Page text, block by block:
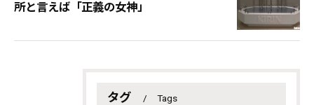
所と言えば「正義の女神」
タグ Tags